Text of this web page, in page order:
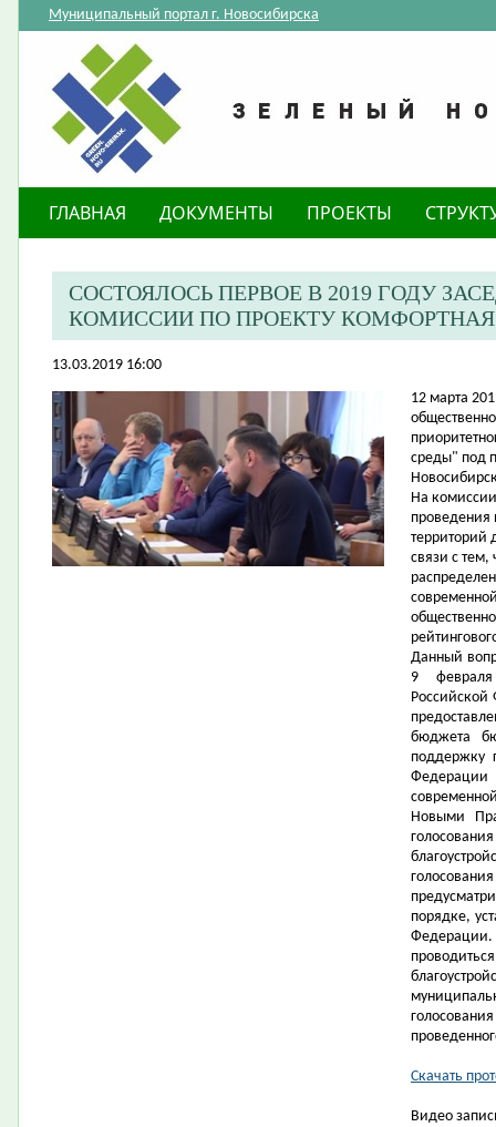
Муниципальный портал г. Новосибирска
ГЛАВНАЯ ДОКУМЕНТЫ ПРОЕКТЫ
СОСТОЯЛОСЬ ПЕРВОЕ В 2019 ГОДУ
КОМИССИИ ПО ПРОЕКТУ КОМФОРТНАЯ
13.03.2019 16:00
12 марта
среды" под
На
проведения
территорий
связи с тем,
Данный
9
бюджета
поддержку
Новыми
порядке,
Скачать
Видео